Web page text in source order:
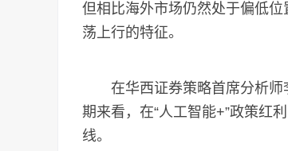
但相比海外市场仍然处于偏低
荡上行的特征。
在华西证券策略首席分析师李
期来看，在“人工智能+”政策红
线。